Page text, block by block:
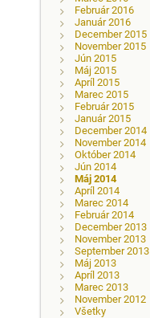
Február 2016
Január 2016
December 2015
November 2015
Jún 2015
Máj 2015
Apríl 2015
Marec 2015
Február 2015
Január 2015
December 2014
November 2014
Október 2014
Jún 2014
Máj 2014
Apríl 2014
Marec 2014
Február 2014
December 2013
November 2013
September 2013
Máj 2013
Apríl 2013
Marec 2013
November 2012
Všetky